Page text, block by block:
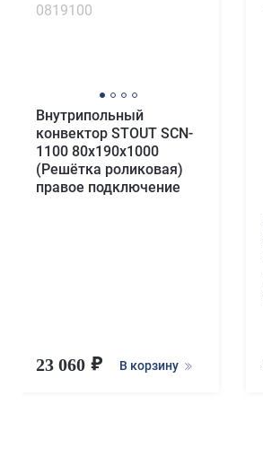
0819100
Внутрипольный
конвектор STOUT SCN-
1100 80х190х1000
(Решётка роликовая)
правое подключение
23 060 В корзину